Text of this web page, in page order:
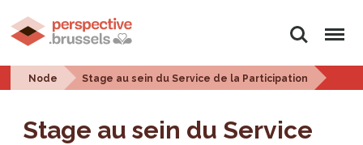
Zoeken Menu
Node Stage au sein du Service de la Participation
Stage au sein du Service